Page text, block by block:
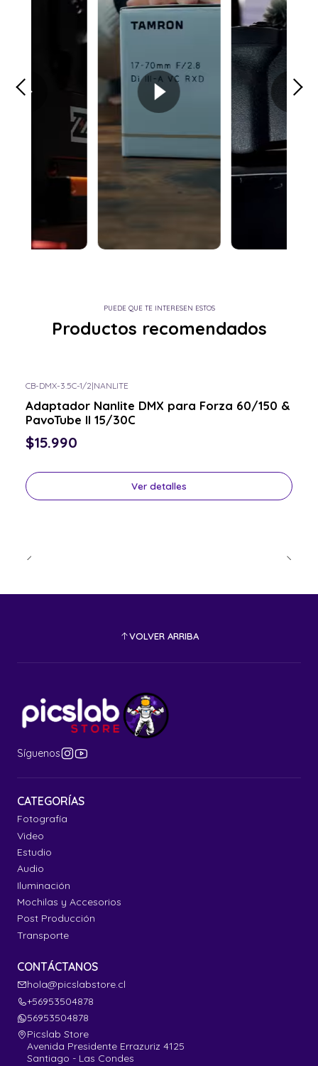
PUEDE QUE TE INTERESEN ESTOS
Productos recomendados
CB-DMX-3.5C-1/2|NANLITE
Adaptador Nanlite DMX para Forza 60/150 &
PavoTube II 15/30C
$15.990
Ver detalles
VOLVER ARRIBA
Síguenos
CATEGORÍAS
Fotografía
Video
Estudio
Audio
Iluminación
Mochilas y Accesorios
Post Producción
Transporte
CONTÁCTANOS
hola@picslabstore.cl
+56953504878
56953504878
Picslab Store
Avenida Presidente Errazuriz 4125
Santiago - Las Condes